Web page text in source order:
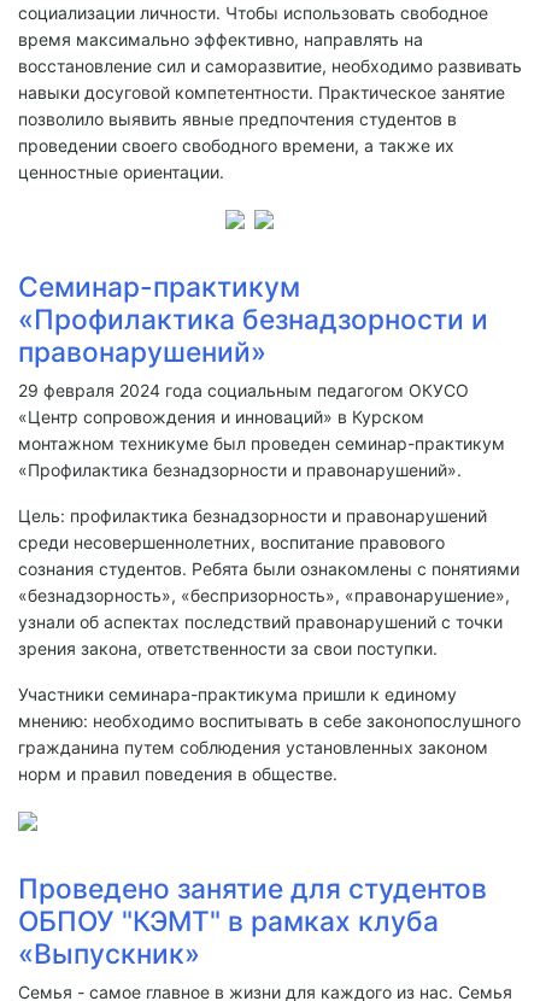
социализации личности. Чтобы использовать свободное
время максимально эффективно, направлять на
восстановление сил и саморазвитие, необходимо развивать
навыки досуговой компетентности. Практическое занятие
позволило выявить явные предпочтения студентов в
проведении своего свободного времени, а также их
ценностные ориентации.
Семинар-практикум
«Профилактика безнадзорности и
правонарушений»
29 февраля 2024 года социальным педагогом ОКУСО
«Центр сопровождения и инноваций» в Курском
монтажном техникуме был проведен семинар-практикум
«Профилактика безнадзорности и правонарушений».
Цель: профилактика безнадзорности и правонарушений
среди несовершеннолетних, воспитание правового
сознания студентов. Ребята были ознакомлены с понятиями
«безнадзорность», «беспризорность», «правонарушение»,
узнали об аспектах последствий правонарушений с точки
зрения закона, ответственности за свои поступки.
Участники семинара-практикума пришли к единому
мнению: необходимо воспитывать в себе законопослушного
гражданина путем соблюдения установленных законом
норм и правил поведения в обществе.
Проведено занятие для студентов
ОБПОУ "КЭМТ" в рамках клуба
«Выпускник»
Семья - самое главное в жизни для каждого из нас. Семья